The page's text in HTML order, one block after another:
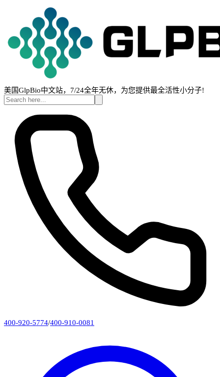
美国GlpBio中文站，7/24全年无休，为您提供最全活性小分子!
400-920-5774/400-910-0081